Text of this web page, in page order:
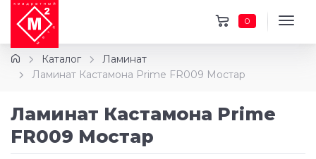
0
Каталог
Ламинат
Ламинат Кастамона Prime FR009 Мостар
Ламинат Кастамона Prime
FR009 Мостар